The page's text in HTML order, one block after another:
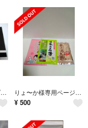
天恵クオリティソープ 2個セット 新品未開封 りょ〜か様専用ページ入浴剤3点
¥ 500